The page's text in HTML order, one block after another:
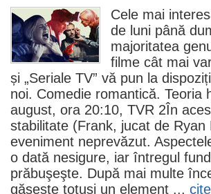
Cele mai
de luni până
majoritatea
filme cât mai
și „Seriale TV” vă pun la
noi. Comedie romantică. Teoria
august, ora 20:10, TVR 2În
stabilitate (Frank, jucat de Ryan
eveniment neprevăzut.
o dată nesigure, iar întregul
prăbuşeşte. După mai multe
găseşte totuşi un element ...